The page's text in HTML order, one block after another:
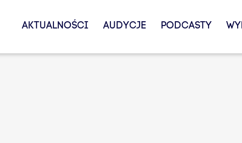
AKTUALNOŚCI AUDYCJE PODCASTY